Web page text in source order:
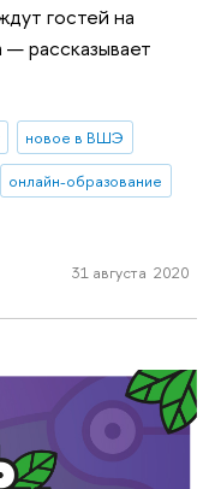
гостей на
рассказывает
новое в ВШЭ
онлайн-образование
31 августа 2020